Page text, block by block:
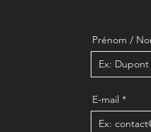
Prénom /
E-mail